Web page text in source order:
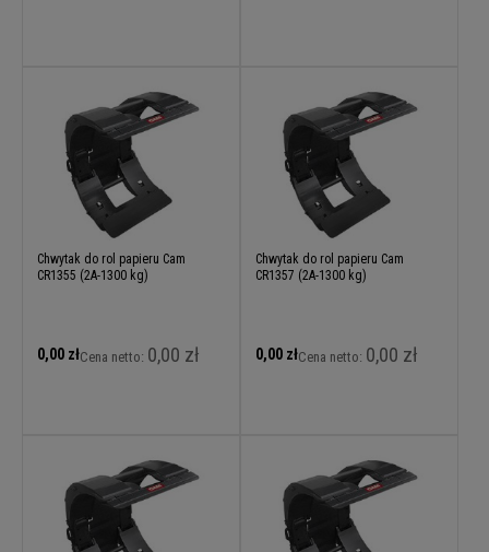
Chwytak do rol papieru Cam
CR1355 (2A-1300 kg)
0,00 złCena netto: 0,00 zł
Chwytak do rol papieru Cam
CR1357 (2A-1300 kg)
0,00 złCena netto: 0,00 zł